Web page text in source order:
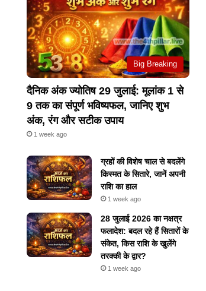
Big Breaking
दैनिक अंक ज्योतिष 29 जुलाई: मूलांक 1 से
9 तक का संपूर्ण भविष्यफल, जानिए शुभ
अंक, रंग और सटीक उपाय
1 week ago
ग्रहों की विशेष चाल से बदलेंगे
किस्मत के सितारे, जानें अपनी
राशि का हाल
1 week ago
28 जुलाई 2026 का नक्षत्र
फलादेश: बदल रहे हैं सितारों के
संकेत, किस राशि के खुलेंगे
तरक्की के द्वार?
1 week ago